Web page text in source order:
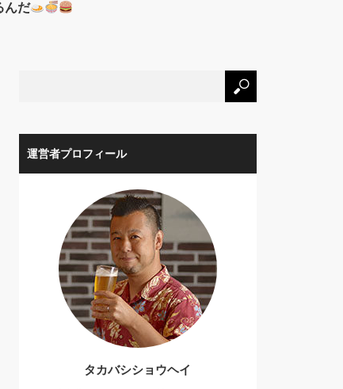
んだ
運営者プロフィール
タカバシショウヘイ